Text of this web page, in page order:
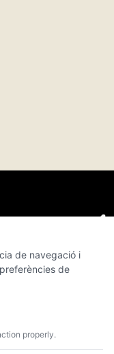
de navegació i
de
properly.